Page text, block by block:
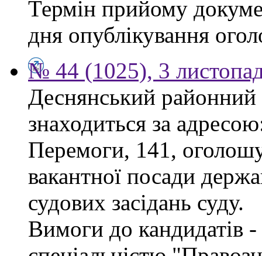
Термін прийому
дня опублікування
№ 44 (1025), 3
Деснянський
знаходиться за
Перемоги, 141,
вакантної посади
судових засідань суду.
Вимоги до кандидатів -